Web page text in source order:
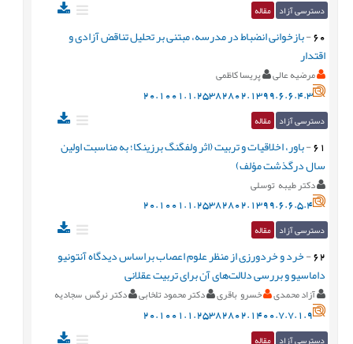
دسترسی آزاد مقاله
60
-بازخوانی انضباط در مدرسه، مبتنی بر تحلیل تناقض آزادی و
اقتدار
مرضیه عالی پریسا کاظمی
20.1001.1.25382802.1399.6.6.4.3
دسترسی آزاد مقاله
61
-باور، اخلاقیات و تربیت (اثر ولفگنگ برزینکا؛ به مناسبت اولین
سال درگذشت مؤلف)
دکتر طیبه توسلی
20.1001.1.25382802.1399.6.6.5.4
دسترسی آزاد مقاله
62
-خرد و خردورزی از منظر علوم اعصاب براساس دیدگاه آنتونیو
داماسیو و بررسی دلالت‌های آن برای تربیت عقلانی
آزاد محمدی خسرو باقری دکتر محمود تلخابی دکتر نرگس سجادیه
20.1001.1.25382802.1400.7.7.1.9
دسترسی آزاد مقاله